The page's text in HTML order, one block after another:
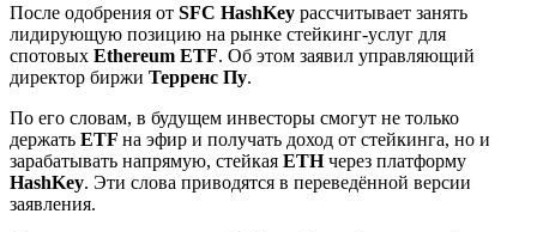
После одобрения от SFC HashKey рассчитывает занять
лидирующую позицию на рынке стейкинг-услуг для
спотовых Ethereum ETF. Об этом заявил управляющий
директор биржи Терренс Пу.
По его словам, в будущем инвесторы смогут не только
держать ETF на эфир и получать доход от стейкинга, но и
зарабатывать напрямую, стейкая ETHчерез платформу
HashKey. Эти слова приводятся в переведённой версии
заявления.